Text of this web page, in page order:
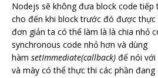
Nodejs sẽ không đưa block code tiếp
cho đến khi block trước đó được thực
đơn giản ta có thể làm là là chia nhỏ
synchronous code nhỏ hơn và dùng
hàm setImmediate(callback) để nói
và mày có thể thực thi các phần